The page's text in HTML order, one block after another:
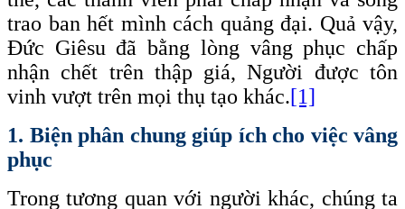
trao ban hết mình cách quảng đại. Quả vậy,
Đức Giêsu đã bằng lòng vâng phục chấp
nhận chết trên thập giá, Người được tôn
vinh vượt trên mọi thụ tạo khác.[1]
1. Biện phân chung giúp ích cho việc vâng
phục
Trong tương quan với người khác, chúng ta